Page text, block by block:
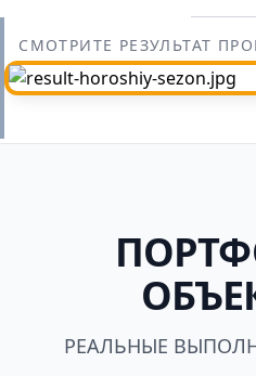
СМОТРИТЕ РЕЗУЛЬТАТ
РЕАЛЬНЫЕ